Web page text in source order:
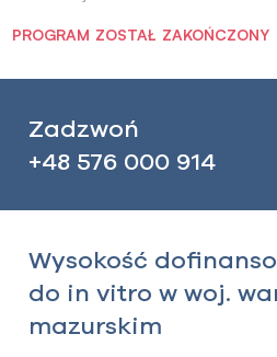
PROGRAM ZOSTAŁ ZAKOŃCZONY
Zadzwoń
+48 576 000 914
Wysokość
do in vitro w woj.
mazurskim